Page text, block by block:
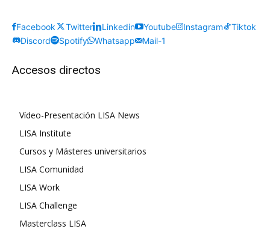
Facebook Twitter Linkedin Youtube Instagram
Tiktok
Discord
Spotify Whatsapp Mail-1
Accesos directos
Vídeo-Presentación LISA News
LISA Institute
Cursos y Másteres universitarios
LISA Comunidad
LISA Work
LISA Challenge
Masterclass LISA